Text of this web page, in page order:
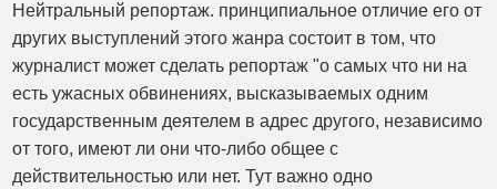
Нейтральный репортаж. принципиальное отличие его от
других выступлений этого жанра состоит в том, что
журналист может сделать репортаж "о самых что ни на
есть ужасных обвинениях, высказываемых одним
государственным деятелем в адрес другого, независимо
от того, имеют ли они что-либо общее с
действительностью или нет. Тут важно одно